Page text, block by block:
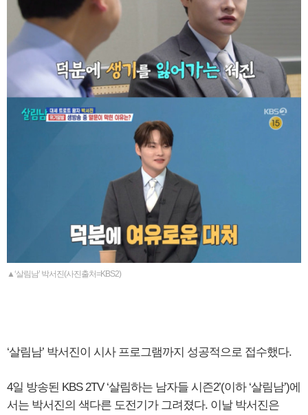
▲‘살림남’ 박서진(사진출처=KBS2)
‘살림남’ 박서진이 시사 프로그램까지 성공적으로 접수했다.
4일 방송된 KBS 2TV ‘살림하는 남자들 시즌2’(이하 ‘살림남’)에
서는 박서진의 색다른 도전기가 그려졌다. 이날 박서진은